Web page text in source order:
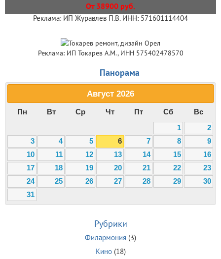
От 38900 руб.
Реклама: ИП Журавлев П.В. ИНН: 571601114404
Реклама: ИП Токарев А.М., ИНН 575402478570
Панорама
Август 2026
Пн Вт Ср Чт Пт Сб
Вс
1
2
3
4 5 6 7 8
9
10
11 12 13 14 15
16
17
18 19 20 21 22
23
24
25 26 27 28 29
30
31
Рубрики
Филармония (3)
Кино(18)